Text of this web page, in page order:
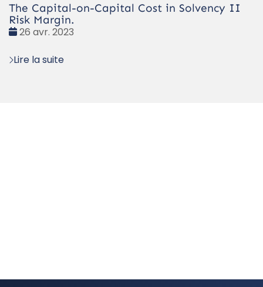
The Capital-on-Capital Cost in Solvency II
Risk Margin.
Date
26 avr. 2023
Lire la suite